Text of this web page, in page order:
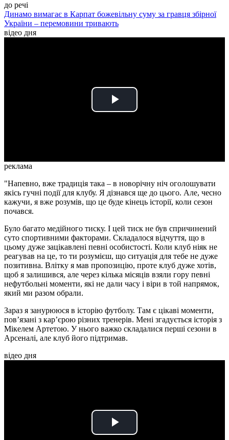
до речі
Динамо вимагає в Карпат божевільну суму за гравця збірної
України – перемовини тривають
відео дня
Play
реклама
"Напевно, вже традиція така – в новорічну ніч оголошувати
якісь гучні події для клубу. Я дізнався ще до цього. Але, чесно
кажучи, я вже розумів, що це буде кінець історії, коли сезон
почався.
Було багато медійного тиску. І цей тиск не був спричинений
суто спортивними факторами. Складалося відчуття, що в
цьому дуже зацікавлені певні особистості. Коли клуб ніяк не
реагував на це, то ти розумієш, що ситуація для тебе не дуже
позитивна. Влітку я мав пропозицію, проте клуб дуже хотів,
щоб я залишився, але через кілька місяців взяли гору певні
нефутбольні моменти, які не дали часу і віри в той напрямок,
який ми разом обрали.
Зараз я занурююся в історію футболу. Там є цікаві моменти,
пов’язані з кар’єрою різних тренерів. Мені згадується історія з
Мікелем Артетою. У нього важко складалися перші сезони в
Арсеналі, але клуб його підтримав.
відео дня
Play